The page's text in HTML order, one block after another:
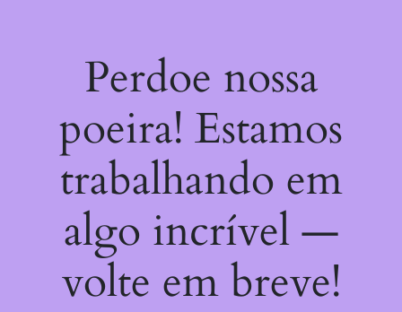
Perdoe nossa
poeira! Estamos
trabalhando em
algo incrível —
volte em breve!